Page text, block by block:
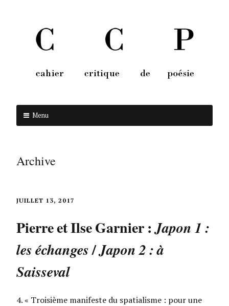
Menu
Archive
JUILLET 13, 2017
Pierre et Ilse Garnier :Japon 1 :
les échanges/Japon 2 : à
Saisseval
4. « Troisième manifeste du spatialisme : pour une